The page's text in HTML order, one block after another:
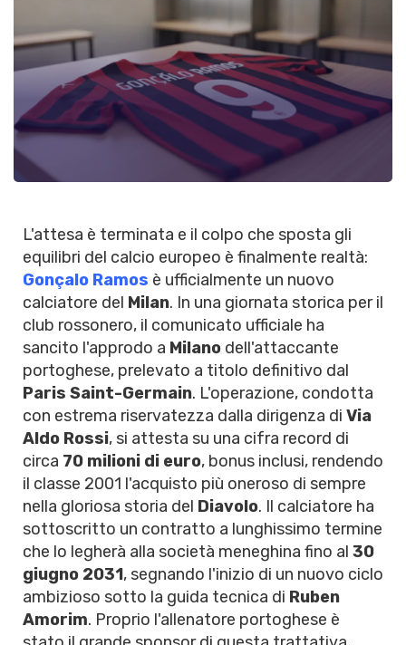
L'attesa è terminata e il colpo che sposta gli
equilibri del calcio europeo è finalmente realtà:
Gonçalo Ramos è ufficialmente un nuovo
calciatore del Milan. In una giornata storica per il
club rossonero, il comunicato ufficiale ha
sancito l'approdo a Milano dell'attaccante
portoghese, prelevato a titolo definitivo dal
Paris Saint-Germain. L'operazione, condotta
con estrema riservatezza dalla dirigenza di Via
Aldo Rossi, si attesta su una cifra record di
circa 70 milioni di euro, bonus inclusi, rendendo
il classe 2001 l'acquisto più oneroso di sempre
nella gloriosa storia del Diavolo. Il calciatore ha
sottoscritto un contratto a lunghissimo termine
che lo legherà alla società meneghina fino al 30
giugno 2031, segnando l'inizio di un nuovo ciclo
ambizioso sotto la guida tecnica di Ruben
Amorim. Proprio l'allenatore portoghese è